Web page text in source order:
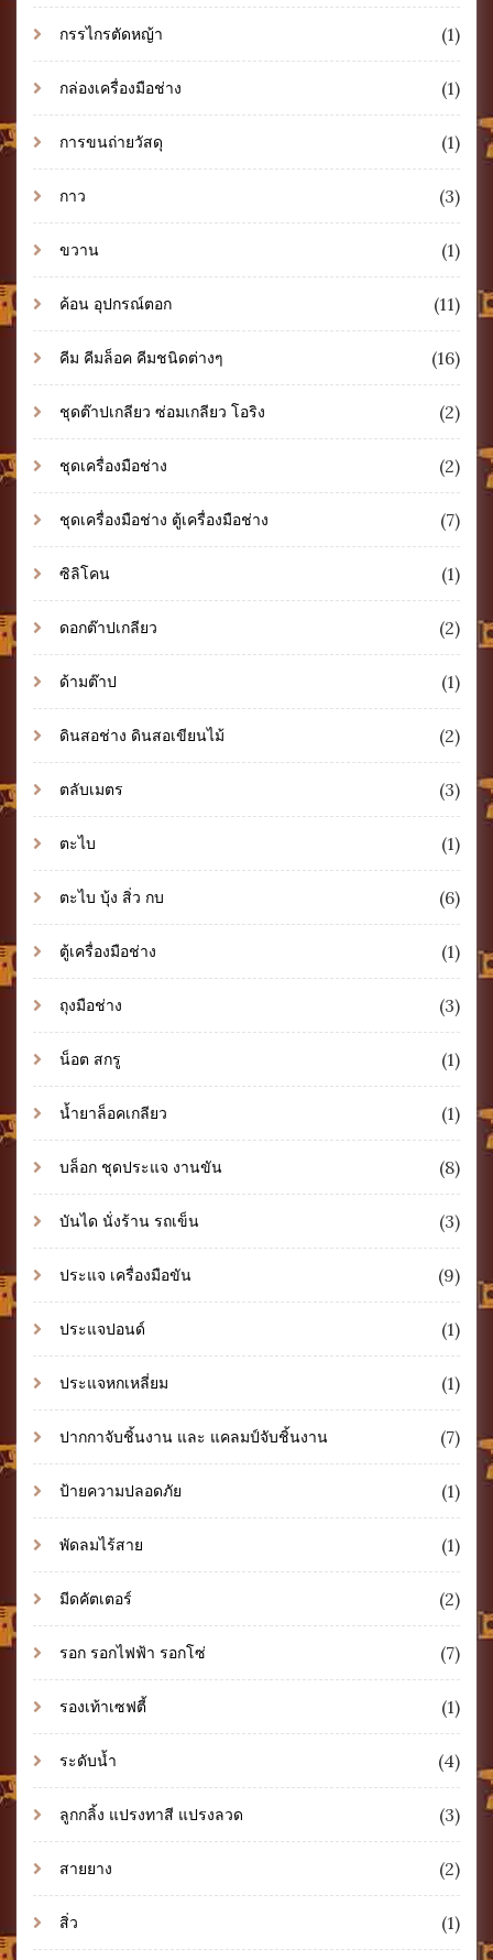
กรรไกรตัดหญ้า (1)
กล่องเครื่องมือช่าง (1)
การขนถ่ายวัสดุ (1)
กาว (3)
ขวาน (1)
ค้อน อุปกรณ์ตอก (11)
คีม คีมล็อค คีมชนิดต่างๆ (16)
ชุดต๊าปเกลียว ซ่อมเกลียว โอริง (2)
ชุดเครื่องมือช่าง (2)
ชุดเครื่องมือช่าง ตู้เครื่องมือช่าง (7)
ซิลิโคน (1)
ดอกต๊าปเกลียว (2)
ด้ามต๊าป (1)
ดินสอช่าง ดินสอเขียนไม้ (2)
ตลับเมตร (3)
ตะไบ (1)
ตะไบ บุ้ง สิ่ว กบ (6)
ตู้เครื่องมือช่าง (1)
ถุงมือช่าง (3)
น็อต สกรู (1)
น้ำยาล็อคเกลียว (1)
บล็อก ชุดประแจ งานขัน (8)
บันได นั่งร้าน รถเข็น (3)
ประแจ เครื่องมือขัน (9)
ประแจปอนด์ (1)
ประแจหกเหลี่ยม (1)
ปากกาจับชิ้นงาน และ แคลมป์จับชิ้นงาน (7)
ป้ายความปลอดภัย (1)
พัดลมไร้สาย (1)
มีดคัตเตอร์ (2)
รอก รอกไฟฟ้า รอกโซ่ (7)
รองเท้าเซฟตี้ (1)
ระดับน้ำ (4)
ลูกกลิ้ง แปรงทาสี แปรงลวด (3)
สายยาง (2)
สิ่ว (1)